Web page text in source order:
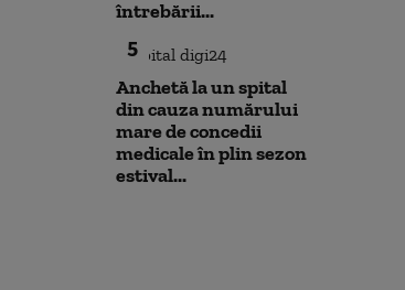
așteaptă să intre în locuințe.
Primarul Ciprian Ciucu:
„Am comandat o expertiză”
întrebării...
5
Anchetă la un spital
din cauza numărului
mare de concedii
medicale în plin sezon
estival...